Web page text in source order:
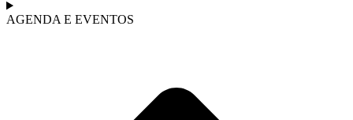
AGENDA E EVENTOS